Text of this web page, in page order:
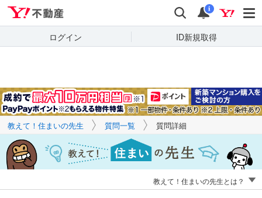
検索 通知
i
ログイン ID新規取得
キーワードで
質問を探す
教えて！住まいの先生 質問一覧 質問詳細
教えて！住まいの先生とは？